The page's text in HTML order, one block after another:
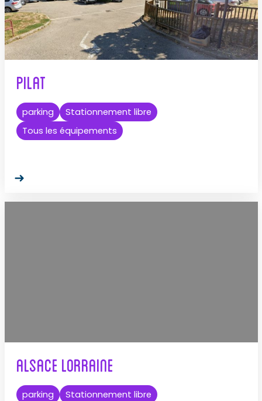
Pilat
parking
Stationnement libre
Tous les équipements
Alsace Lorraine
parking
Stationnement libre